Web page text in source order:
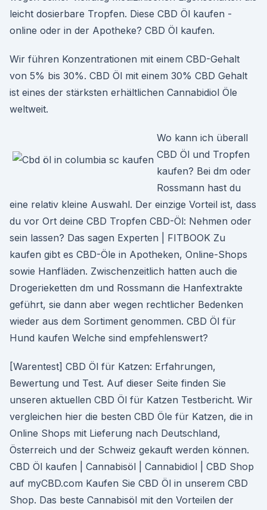
leicht dosierbare Tropfen. Diese CBD Öl kaufen -
online oder in der Apotheke? CBD Öl kaufen.
Wir führen Konzentrationen mit einem CBD-Gehalt
von 5% bis 30%. CBD Öl mit einem 30% CBD Gehalt
ist eines der stärksten erhältlichen Cannabidiol Öle
weltweit.
Wo kann ich überall
CBD Öl und Tropfen
kaufen? Bei dm oder
Rossmann hast du
eine relativ kleine Auswahl. Der einzige Vorteil ist, dass
du vor Ort deine CBD Tropfen CBD-Öl: Nehmen oder
sein lassen? Das sagen Experten | FITBOOK Zu
kaufen gibt es CBD-Öle in Apotheken, Online-Shops
sowie Hanfläden. Zwischenzeitlich hatten auch die
Drogerieketten dm und Rossmann die Hanfextrakte
geführt, sie dann aber wegen rechtlicher Bedenken
wieder aus dem Sortiment genommen. CBD Öl für
Hund kaufen Welche sind empfehlenswert?
[Warentest] CBD Öl für Katzen: Erfahrungen,
Bewertung und Test. Auf dieser Seite finden Sie
unseren aktuellen CBD Öl für Katzen Testbericht. Wir
vergleichen hier die besten CBD Öle für Katzen, die in
Online Shops mit Lieferung nach Deutschland,
Österreich und der Schweiz gekauft werden können.
CBD Öl kaufen | Cannabisöl | Cannabidiol | CBD Shop
auf myCBD.com Kaufen Sie CBD Öl in unserem CBD
Shop. Das beste Cannabisöl mit den Vorteilen der